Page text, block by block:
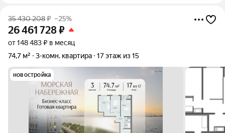
35 430 208₽ –25%
26 461 728₽
от 148 483 ₽ в месяц
74,7 м²
3-комн. квартира 17 этаж из 15
новостройка